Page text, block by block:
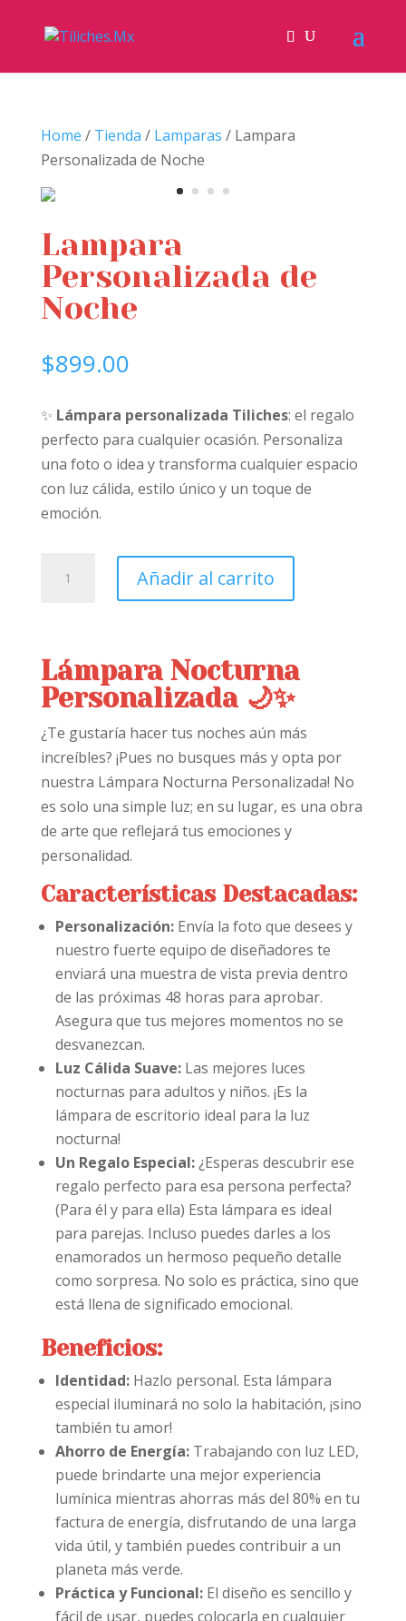
Home / Tienda / Lamparas / Lampara
Personalizada de Noche
Lampara
Personalizada de
Noche
$899.00
✨ Lámpara personalizada Tiliches: el regalo
perfecto para cualquier ocasión. Personaliza
una foto o idea y transforma cualquier espacio
con luz cálida, estilo único y un toque de
emoción.
Personalizada
cantidad
Añadir al carrito
Lámpara Nocturna
Personalizada 🌙✨
¿Te gustaría hacer tus noches aún más
increíbles? ¡Pues no busques más y opta por
nuestra Lámpara Nocturna Personalizada! No
es solo una simple luz; en su lugar, es una obra
de arte que reflejará tus emociones y
personalidad.
Características Destacadas:
Personalización:Envía la foto que desees y
nuestro fuerte equipo de diseñadores te
enviará una muestra de vista previa dentro
de las próximas 48 horas para aprobar.
Asegura que tus mejores momentos no se
desvanezcan.
Luz Cálida Suave:Las mejores luces
nocturnas para adultos y niños. ¡Es la
lámpara de escritorio ideal para la luz
nocturna!
Un Regalo Especial:¿Esperas descubrir ese
regalo perfecto para esa persona perfecta?
(Para él y para ella) Esta lámpara es ideal
para parejas. Incluso puedes darles a los
enamorados un hermoso pequeño detalle
como sorpresa. No solo es práctica, sino que
está llena de significado emocional.
Beneficios:
Identidad:Hazlo personal. Esta lámpara
especial iluminará no solo la habitación, ¡sino
también tu amor!
Ahorro de Energía:Trabajando con luz LED,
puede brindarte una mejor experiencia
lumínica mientras ahorras más del 80% en tu
factura de energía, disfrutando de una larga
vida útil, y también puedes contribuir a un
planeta más verde.
Práctica y Funcional:El diseño es sencillo y
fácil de usar, puedes colocarla en cualquier